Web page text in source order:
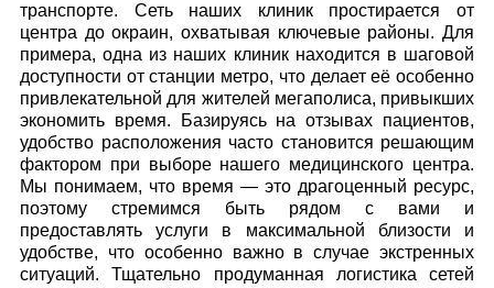
транспорте. Сеть наших клиник простирается от
центра до окраин, охватывая ключевые районы. Для
примера, одна из наших клиник находится в шаговой
доступности от станции метро, что делает её особенно
привлекательной для жителей мегаполиса, привыкших
экономить время. Базируясь на отзывах пациентов,
удобство расположения часто становится решающим
фактором при выборе нашего медицинского центра.
Мы понимаем, что время — это драгоценный ресурс,
поэтому стремимся быть рядом с вами и
предоставлять услуги в максимальной близости и
удобстве, что особенно важно в случае экстренных
ситуаций. Тщательно продуманная логистика сетей